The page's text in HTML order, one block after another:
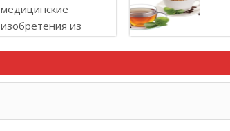
медицинские
изобретения из